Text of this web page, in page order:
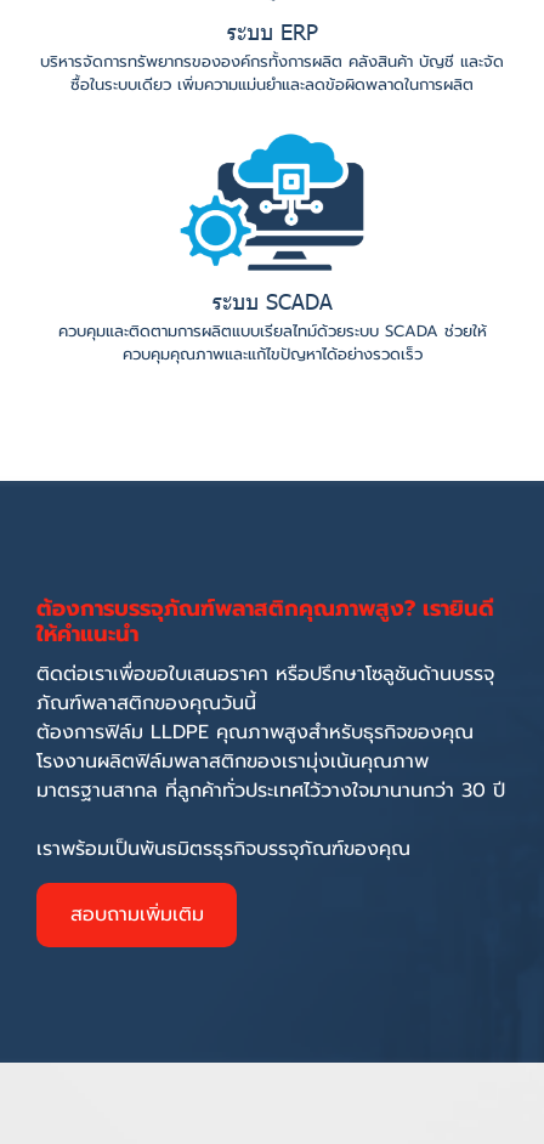
ระบบ ERP
บริหารจัดการทรัพยากรขององค์กรทั้งการผลิต คลังสินค้า บัญชี และจัด
ซื้อในระบบเดียว เพิ่มความแม่นยำและลดข้อผิดพลาดในการผลิต
ระบบ SCADA
ควบคุมและติดตามการผลิตแบบเรียลไทม์ด้วยระบบ SCADA ช่วยให้
ควบคุมคุณภาพและแก้ไขปัญหาได้อย่างรวดเร็ว
ต้องการบรรจุภัณฑ์พลาสติกคุณภาพสูง? เรายินดี
ให้คำแนะนำ
ติดต่อเราเพื่อขอใบเสนอราคา หรือปรึกษาโซลูชันด้านบรรจุ
ภัณฑ์พลาสติกของคุณวันนี้
ต้องการฟิล์ม LLDPE คุณภาพสูงสำหรับธุรกิจของคุณ
โรงงานผลิตฟิล์มพลาสติกของเรามุ่งเน้นคุณภาพ
มาตรฐานสากล ที่ลูกค้าทั่วประเทศไว้วางใจมานานกว่า 30 ปี
เราพร้อมเป็นพันธมิตรธุรกิจบรรจุภัณฑ์ของคุณ
สอบถามเพิ่มเติม